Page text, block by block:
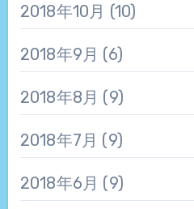
2018年10月 (10)
2018年9月 (6)
2018年8月 (9)
2018年7月 (9)
2018年6月 (9)